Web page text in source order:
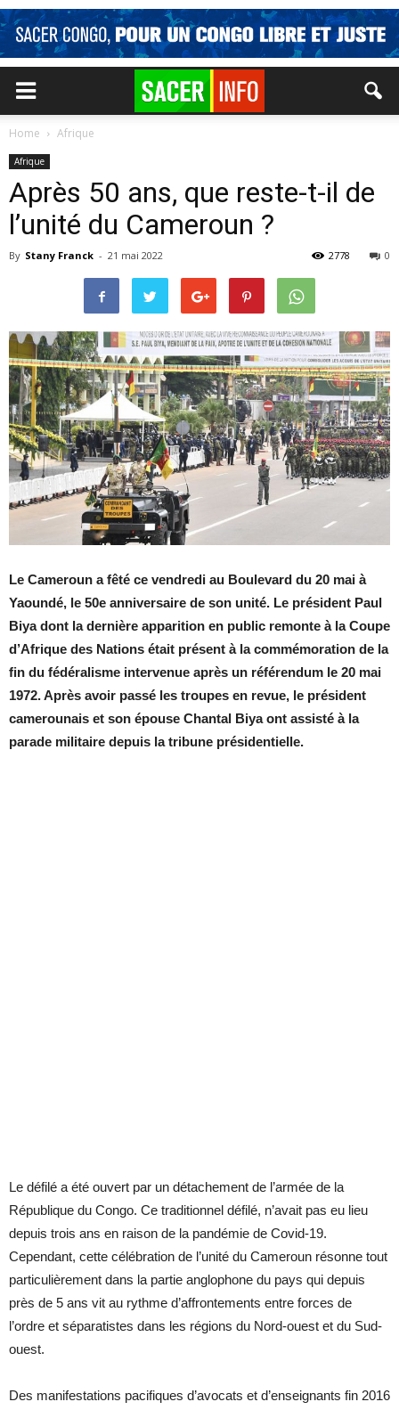
Home Afrique
Afrique
Après 50 ans, que reste-t-il de
l’unité du Cameroun ?
By Stany Franck - 21 mai 2022 0
2778
Le Cameroun a fêté ce vendredi au Boulevard du 20 mai à
Yaoundé, le 50e anniversaire de son unité. Le président Paul
Biya dont la dernière apparition en public remonte à la Coupe
d’Afrique des Nations était présent à la commémoration de la
fin du fédéralisme intervenue après un référendum le 20 mai
1972. Après avoir passé les troupes en revue, le président
camerounais et son épouse Chantal Biya ont assisté à la
parade militaire depuis la tribune présidentielle.
Le défilé a été ouvert par un détachement de l’armée de la
République du Congo. Ce traditionnel défilé, n’avait pas eu lieu
depuis trois ans en raison de la pandémie de Covid-19.
Cependant, cette célébration de l’unité du Cameroun résonne tout
particulièrement dans la partie anglophone du pays qui depuis
près de 5 ans vit au rythme d’affrontements entre forces de
l’ordre et séparatistes dans les régions du Nord-ouest et du Sud-
ouest.
Des manifestations pacifiques d’avocats et d’enseignants fin 2016